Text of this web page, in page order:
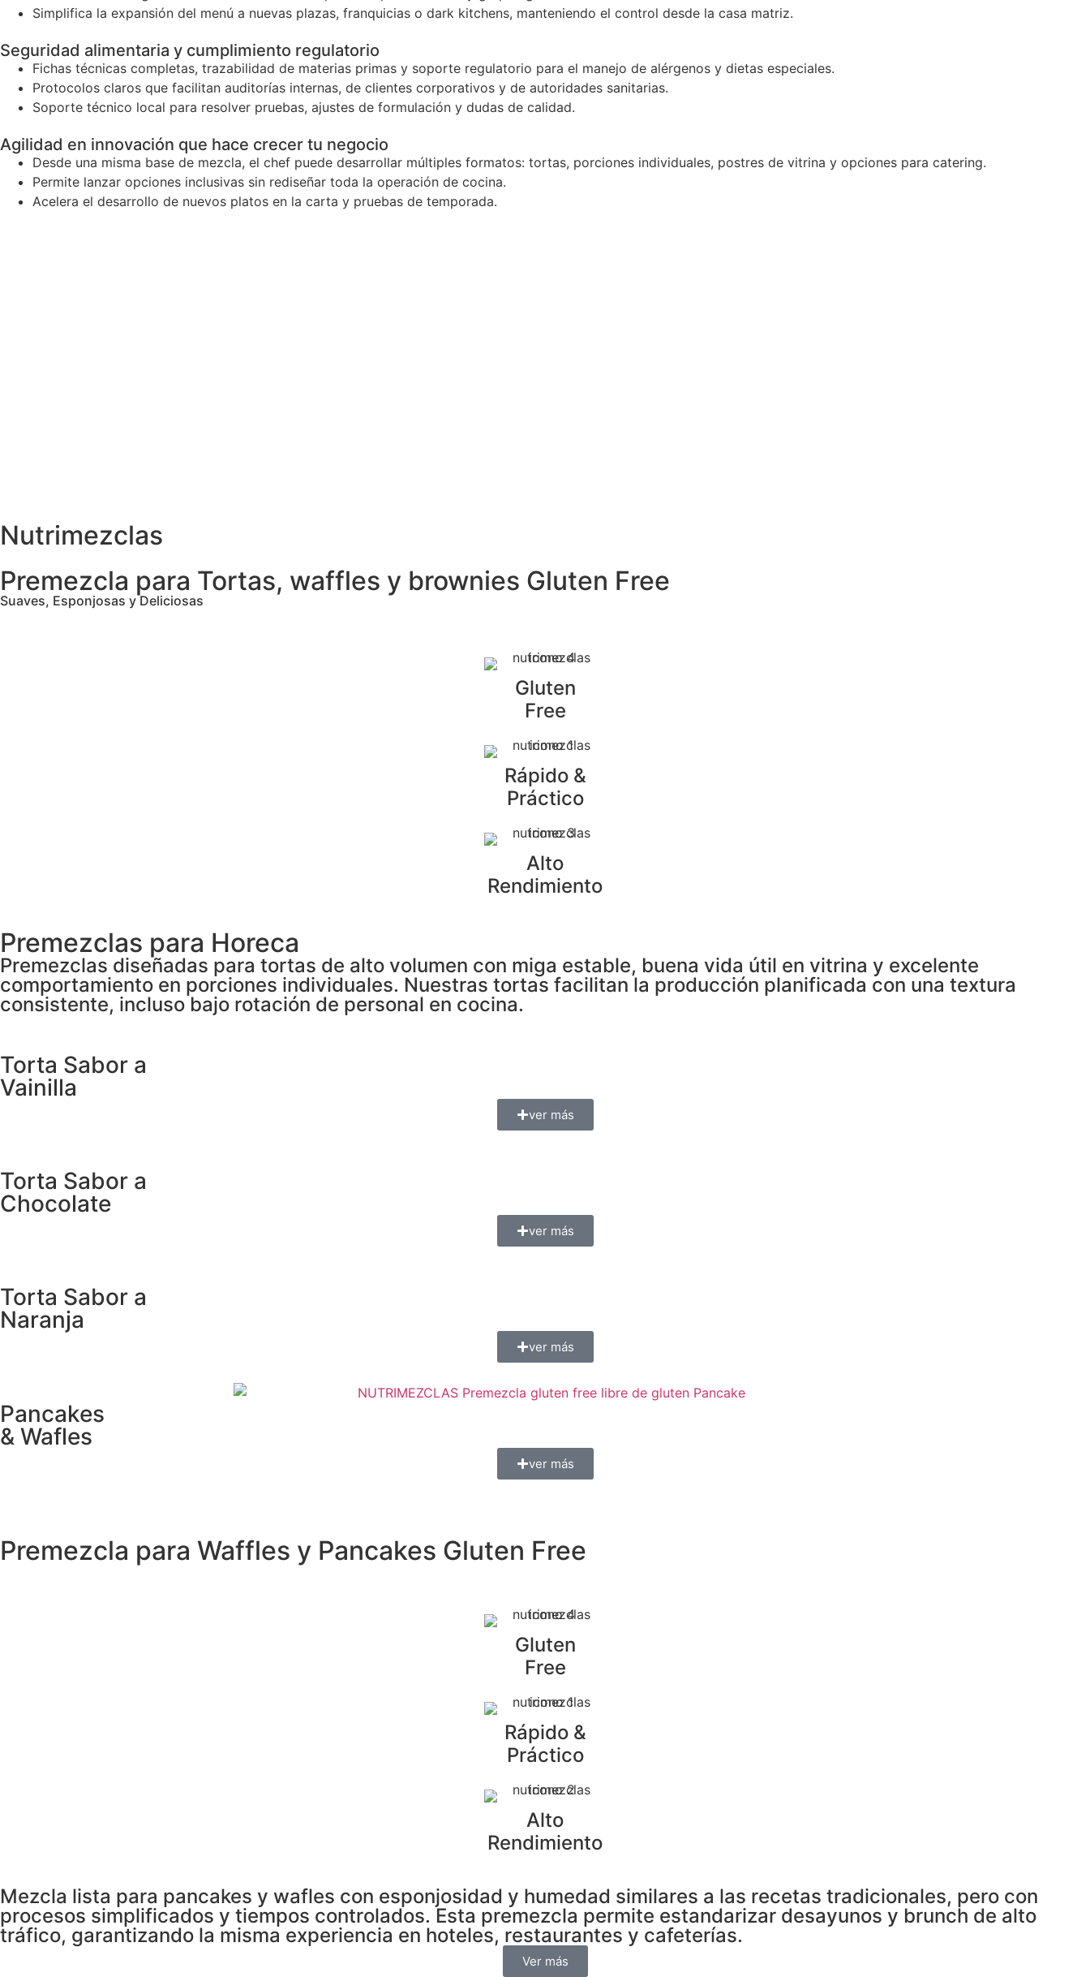
Simplifica la expansión del menú a nuevas plazas, franquicias o dark kitchens, manteniendo el control desde la casa matriz.
Seguridad alimentaria y cumplimiento regulatorio
Fichas técnicas completas, trazabilidad de materias primas y soporte regulatorio para el manejo de alérgenos y dietas especiales.
Protocolos claros que facilitan auditorías internas, de clientes corporativos y de autoridades sanitarias.
Soporte técnico local para resolver pruebas, ajustes de formulación y dudas de calidad.
Agilidad en innovación que hace crecer tu negocio
Desde una misma base de mezcla, el chef puede desarrollar múltiples formatos: tortas, porciones individuales, postres de vitrina y opciones para catering.
Permite lanzar opciones inclusivas sin rediseñar toda la operación de cocina.
Acelera el desarrollo de nuevos platos en la carta y pruebas de temporada.
Nutrimezclas
Premezcla para Tortas, waffles y brownies Gluten Free
Suaves, Esponjosas y Deliciosas
Gluten
Free
Rápido &
Práctico
Alto
Rendimiento
Premezclas para Horeca
Premezclas diseñadas para tortas de alto volumen con miga estable, buena vida útil en vitrina y excelente
comportamiento en porciones individuales. Nuestras tortas facilitan la producción planificada con una textura
consistente, incluso bajo rotación de personal en cocina.
Torta Sabor a
Vainilla
ver más
Torta Sabor a
Chocolate
ver más
Torta Sabor a
Naranja
ver más
Pancakes
& Wafles
ver más
Premezcla para Waffles y Pancakes Gluten Free
Gluten
Free
Rápido &
Práctico
Alto
Rendimiento
Mezcla lista para pancakes y wafles con esponjosidad y humedad similares a las recetas tradicionales, pero con
procesos simplificados y tiempos controlados. Esta premezcla permite estandarizar desayunos y brunch de alto
tráfico, garantizando la misma experiencia en hoteles, restaurantes y cafeterías.
Ver más